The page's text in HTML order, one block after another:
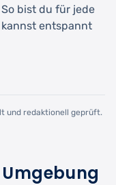
bist du für jede
entspannt
und redaktionell geprüft.